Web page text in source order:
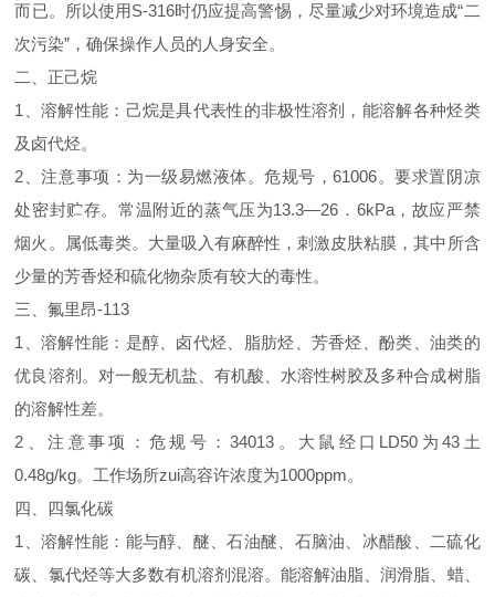
而已。所以使用S-316时仍应提高警惕，尽量减少对环境造成“二
次污染”，确保操作人员的人身安全。
二、正己烷
1、溶解性能：己烷是具代表性的非极性溶剂，能溶解各种烃类
及卤代烃。
2、注意事项：为一级易燃液体。危规号，61006。要求置阴凉
处密封贮存。常温附近的蒸气压为13.3—26．6kPa，故应严禁
烟火。属低毒类。大量吸入有麻醉性，刺激皮肤粘膜，其中所含
少量的芳香烃和硫化物杂质有较大的毒性。
三、氟里昂-113
1、溶解性能：是醇、卤代烃、脂肪烃、芳香烃、酚类、油类的
优良溶剂。对一般无机盐、有机酸、水溶性树胶及多种合成树脂
的溶解性差。
2、注意事项：危规号：34013。大鼠经口LD50为43土
0.48g/kg。工作场所zui高容许浓度为1000ppm。
四、四氯化碳
1、溶解性能：能与醇、醚、石油醚、石脑油、冰醋酸、二硫化
碳、氯代烃等大多数有机溶剂混溶。能溶解油脂、润滑脂、蜡、